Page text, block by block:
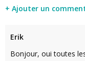
+ Ajouter un
Erik
Bonjour, oui toutes